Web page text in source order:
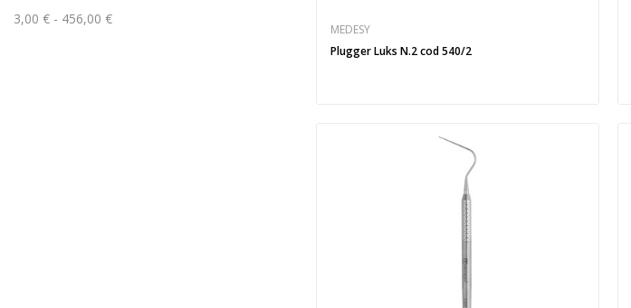
3,00 € - 456,00 €
MEDESY
Plugger Luks N.2 cod 540/2